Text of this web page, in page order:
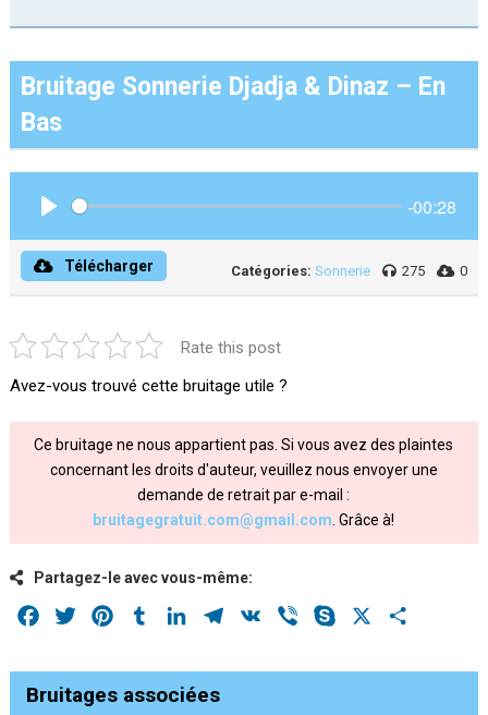
Bruitage Sonnerie Djadja & Dinaz – En
Bas
-00:28
Télécharger Catégories: Sonnerie 275 0
Rate this post
Avez-vous trouvé cette bruitage utile ?
Ce bruitage ne nous appartient pas. Si vous avez des plaintes
concernant les droits d'auteur, veuillez nous envoyer une
demande de retrait par e-mail :
bruitagegratuit.com@gmail.com . Grâce à!
Partagez-le avec vous-même:
Facebook
Twitter PinterestTumblrLinkedInTelegram
VK Viber Skype
Bruitages associées